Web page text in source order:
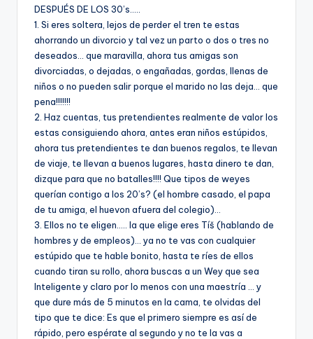
DESPUÉS DE LOS 30’s…..
1. Si eres soltera, lejos de perder el tren te estas
ahorrando un divorcio y tal vez un parto o dos o tres no
deseados… que maravilla, ahora tus amigas son
divorciadas, o dejadas, o engañadas, gordas, llenas de
niños o no pueden salir porque el marido no las deja… que
pena!!!!!!!
2. Haz cuentas, tus pretendientes realmente de valor los
estas consiguiendo ahora, antes eran niños estúpidos,
ahora tus pretendientes te dan buenos regalos, te llevan
de viaje, te llevan a buenos lugares, hasta dinero te dan,
dizque para que no batalles!!!! Que tipos de weyes
querí­an contigo a los 20’s? (el hombre casado, el papa
de tu amiga, el huevon afuera del colegio)…
3. Ellos no te eligen….. la que elige eres Tíš (hablando de
hombres y de empleos)… ya no te vas con cualquier
estúpido que te hable bonito, hasta te rí­es de ellos
cuando tiran su rollo, ahora buscas a un Wey que sea
Inteligente y claro por lo menos con una maestrí­a … y
que dure más de 5 minutos en la cama, te olvidas del
tipo que te dice: Es que el primero siempre es así­ de
rápido, pero espérate al segundo y no te la vas a